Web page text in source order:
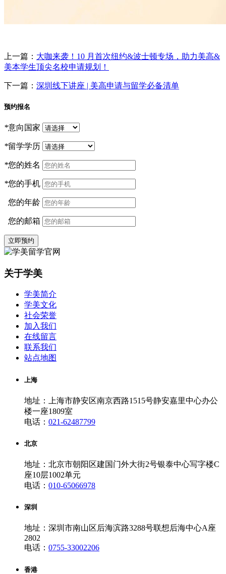
上一篇： 大咖来袭！10 月首次纽约&波士顿专场，助力美高&
美本学生顶尖名校申请规划！
下一篇： 深圳线下讲座 | 美高申请与留学必备清单
预约报名
*意向国家
*留学学历
*您的姓名
*您的手机
您的年龄
您的邮箱
立即预约
关于学美
学美简介
学美文化
社会荣誉
加入我们
在线留言
联系我们
站点地图
上海
地址：上海市静安区南京西路1515号静安嘉里中心办公
楼一座1809室
电话： 021-62487799
北京
地址：北京市朝阳区建国门外大街2号银泰中心写字楼C
座10层1002单元
电话： 010-65066978
深圳
地址：深圳市南山区后海滨路3288号联想后海中心A座
2802
电话： 0755-33002206
香港